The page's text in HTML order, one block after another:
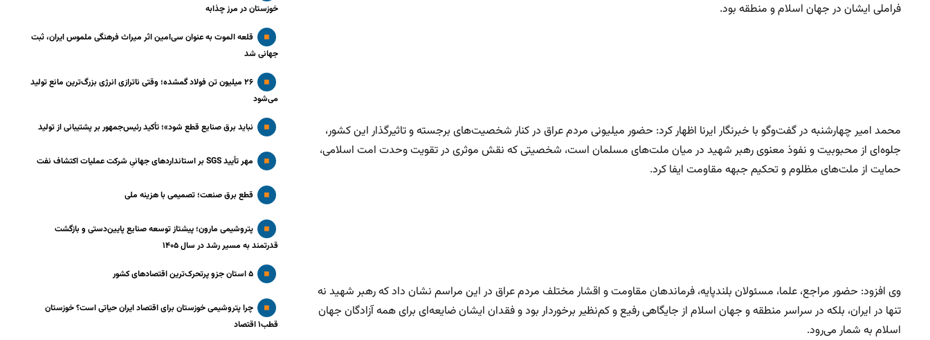
فراملی ایشان در جهان اسلام و منطقه بود.
محمد امیر چهارشنبه در گفت‌وگو با خبرنگار ایرنا اظهار کرد: حضور میلیونی مردم عراق در کنار شخصیت‌های برجسته و تاثیرگذار این کشور،
جلوه‌ای از محبوبیت و نفوذ معنوی رهبر شهید در میان ملت‌های مسلمان است، شخصیتی که نقش موثری در تقویت وحدت امت اسلامی،
حمایت از ملت‌های مظلوم و تحکیم جبهه مقاومت ایفا کرد.
وی افزود: حضور مراجع، علما، مسئولان بلندپایه، فرماندهان مقاومت و اقشار مختلف مردم عراق در این مراسم نشان داد که رهبر شهید نه
تنها در ایران، بلکه در سراسر منطقه و جهان اسلام از جایگاهی رفیع و کم‌نظیر برخوردار بود و فقدان ایشان ضایعه‌ای برای همه آزادگان جهان
اسلام به شمار می‌رود.
خوزستان در مرز چذابه
قلعه الموت به عنوان سی‌امین اثر میراث‌ فرهنگی ملموس ایران، ثبت
جهانی شد
۲۶ میلیون تن فولاد گمشده؛ وقتی ناترازی انرژی بزرگ‌ترین مانع تولید
می‌شود
نباید برق صنایع قطع شود»؛ تأکید رئیس‌جمهور بر پشتیبانی از تولید
مهر تأیید SGS بر استانداردهای جهانیِ شرکت عملیات اکتشاف نفت
قطع برق صنعت؛ تصمیمی با هزینه ملی
پتروشیمی مارون؛ پیشتاز توسعه صنایع پایین‌دستی و بازگشت
قدرتمند به مسیر رشد در سال ۱۴۰۵
۵ استان جزو پرتحرک‌ترین اقتصاد‌های کشور
چرا پتروشیمی خوزستان برای اقتصاد ایران حیاتی است؟ خوزستان
قطب۱ اقتصاد